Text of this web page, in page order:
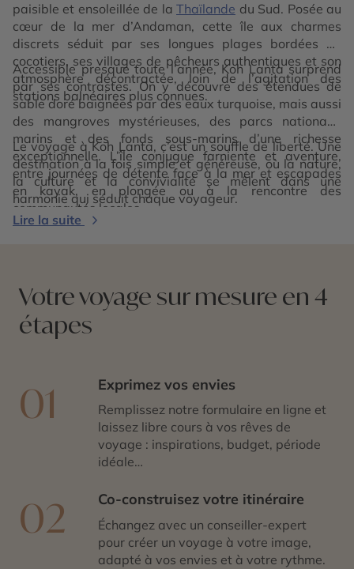
paisible et ensoleillée de la Thaïlande du Sud. Posée au
cœur de la mer d’Andaman, cette île aux charmes
discrets séduit par ses longues plages bordées de
cocotiers, ses villages de pêcheurs authentiques et son
atmosphère décontractée, loin de l’agitation des
stations balnéaires plus connues.
Accessible presque toute l’année, Koh Lanta surprend
par ses contrastes. On y découvre des étendues de
sable doré baignées par des eaux turquoise, mais aussi
des mangroves mystérieuses, des parcs nationaux
marins et des fonds sous-marins d’une richesse
exceptionnelle. L’île conjugue farniente et aventure,
entre journées de détente face à la mer et escapades
en kayak, en plongée ou à la rencontre des
communautés locales.
Le voyage à Koh Lanta, c’est un souffle de liberté. Une
destination à la fois simple et généreuse, où la nature,
la culture et la convivialité se mêlent dans une
harmonie qui séduit chaque voyageur.
Lire la suite
Votre voyage sur mesure en 4
étapes
01 Exprimez vos envies
Remplissez notre formulaire en ligne et
laissez libre cours à vos rêves de
voyage : inspirations, budget, période
idéale…
02 Co-construisez votre itinéraire
Échangez avec un conseiller-expert
pour créer un voyage à votre image,
adapté à vos envies et à votre rythme.